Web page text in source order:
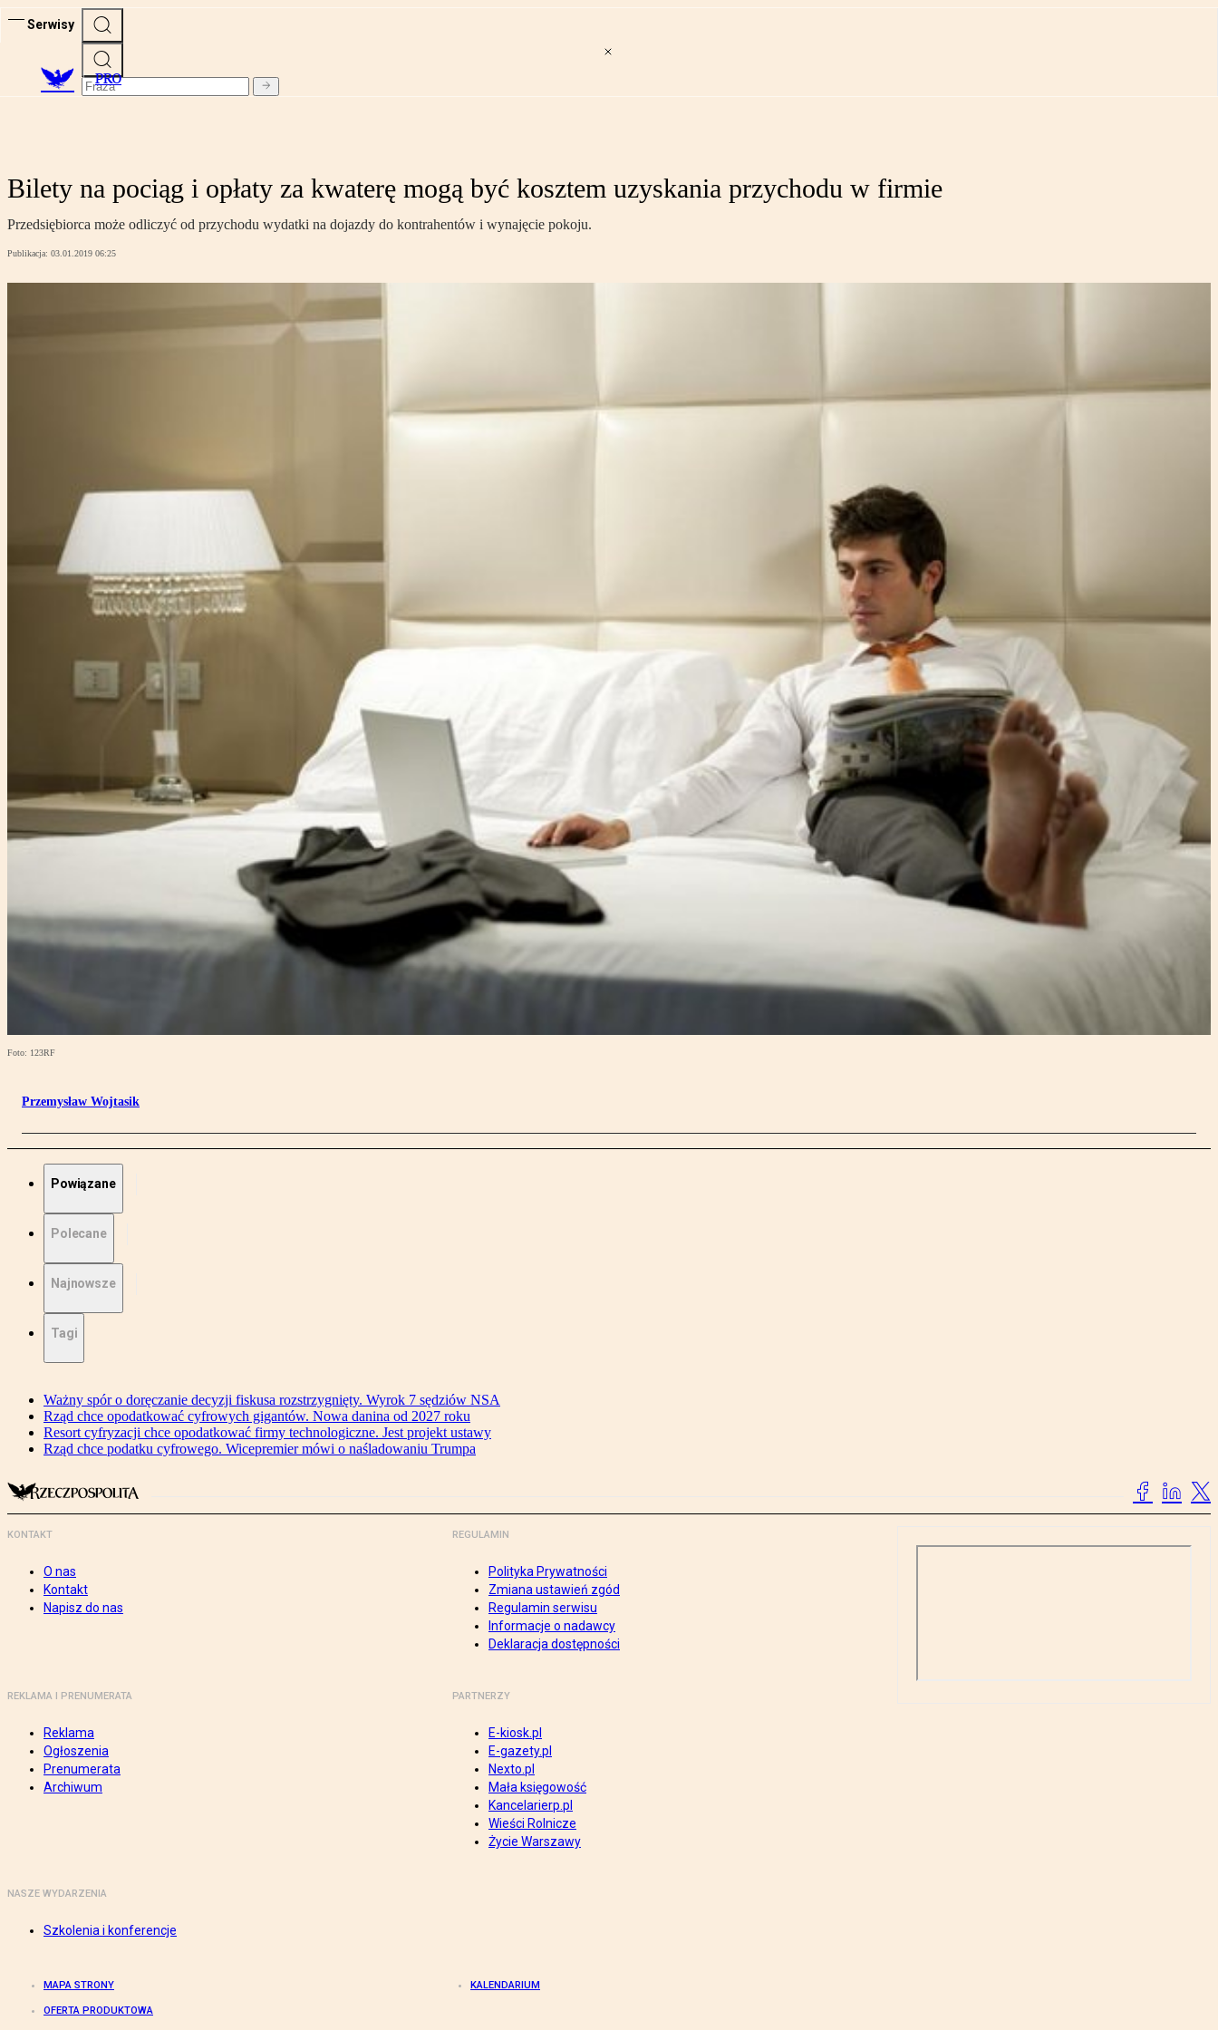
Serwisy
PRO
Bilety na pociąg i opłaty za kwaterę mogą być kosztem uzyskania przychodu w firmie
Przedsiębiorca może odliczyć od przychodu wydatki na dojazdy do kontrahentów i wynajęcie pokoju.
Publikacja: 03.01.2019 06:25
Foto: 123RF
Przemysław Wojtasik
Powiązane
Polecane
Najnowsze
Tagi
Ważny spór o doręczanie decyzji fiskusa rozstrzygnięty. Wyrok 7 sędziów NSA
Rząd chce opodatkować cyfrowych gigantów. Nowa danina od 2027 roku
Resort cyfryzacji chce opodatkować firmy technologiczne. Jest projekt ustawy
Rząd chce podatku cyfrowego. Wicepremier mówi o naśladowaniu Trumpa
KONTAKT
O nas
Kontakt
Napisz do nas
REGULAMIN
Polityka Prywatności
Zmiana ustawień zgód
Regulamin serwisu
Informacje o nadawcy
Deklaracja dostępności
REKLAMA I PRENUMERATA
Reklama
Ogłoszenia
Prenumerata
Archiwum
PARTNERZY
E-kiosk.pl
E-gazety.pl
Nexto.pl
Mała księgowość
Kancelarierp.pl
Wieści Rolnicze
Życie Warszawy
NASZE WYDARZENIA
Szkolenia i konferencje
MAPA STRONY KALENDARIUM
OFERTA PRODUKTOWA